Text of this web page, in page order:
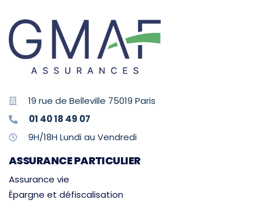
19 rue de Belleville 75019 Paris
01 40 18 49 07
9H/18H Lundi au Vendredi
ASSURANCE PARTICULIER
Assurance vie
Épargne et défiscalisation